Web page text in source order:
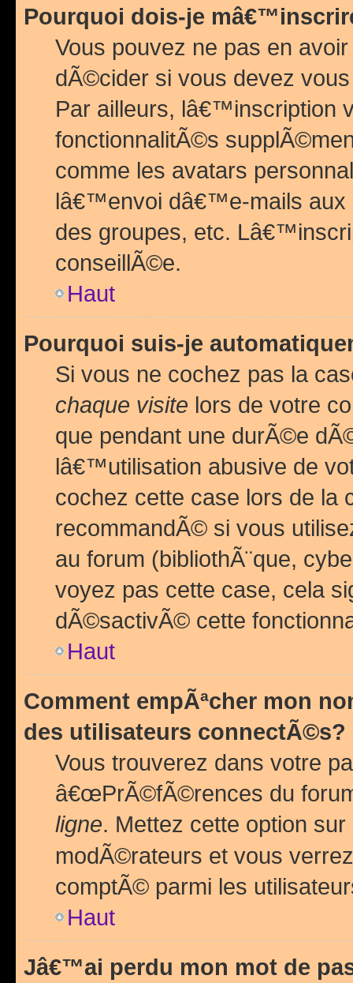
Pourquoi dois-je
Vous pouvez ne pas en
dÃ©cider si vous devez
Par ailleurs, lâ€™inscription
fonctionnalitÃ©s
comme les avatars
lâ€™envoi dâ€™e-mails
des groupes, etc.
conseillÃ©e.
Haut
Pourquoi suis-je
Si vous ne cochez pas la
chaque visite lors de votre
que pendant une durÃ©e
lâ€™utilisation abusive de
cochez cette case lors de
recommandÃ© si vous
au forum (bibliothÃ¨que,
voyez pas cette case, cela
dÃ©sactivÃ© cette
Haut
Comment empÃªcher mon
des utilisateurs connectÃ©s?
Vous trouverez dans votre
â€œPrÃ©fÃ©rences du
ligne. Mettez cette option sur
modÃ©rateurs et vous
comptÃ© parmi les
Haut
Jâ€™ai perdu mon mot de